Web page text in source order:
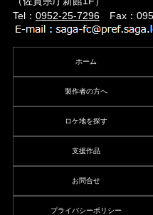
Tel： 0952-25-7296Fax：
ホーム
製作者の方へ
ロケ地を探す
支援作品
お問合せ
プライバシーポリシー